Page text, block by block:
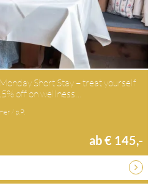
Short Stay – treat yourself
off on wellness…
/ p.P.
ab € 145,-